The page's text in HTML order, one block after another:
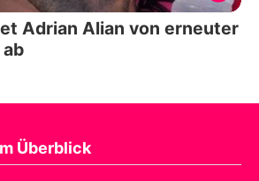
Adrian Alian von erneuter
Überblick